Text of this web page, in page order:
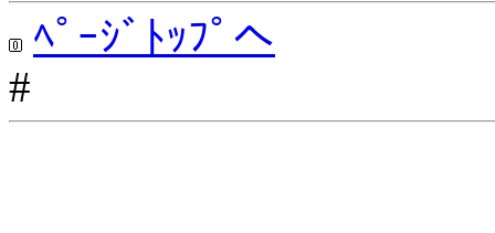
ﾍﾟｰｼﾞﾄｯﾌﾟへ
#